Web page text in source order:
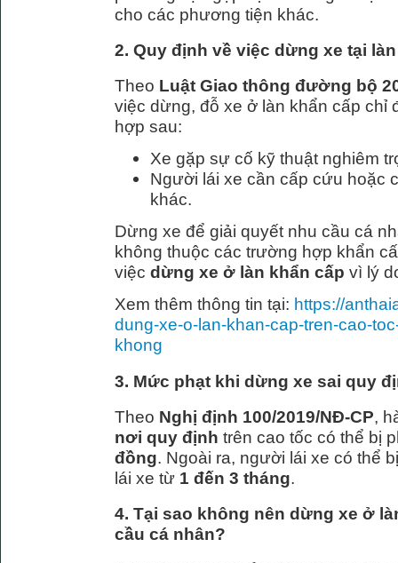
cho các phương tiện khác.
2. Quy định về việc dừng xe tại
Theo Luật Giao thông đường bộ
việc dừng, đỗ xe ở làn khẩn cấp
hợp sau:
Xe gặp sự cố kỹ thuật nghiêm
Người lái xe cần cấp cứu hoặc
khác.
Dừng xe để giải quyết nhu cầu cá
không thuộc các trường hợp khẩn
việc dừng xe ở làn khẩn cấp vì lý
Xem thêm thông tin tại: https://
dung-xe-o-lan-khan-cap-tren-cao-
khong
3. Mức phạt khi dừng xe sai quy
Theo Nghị định 100/2019/NĐ-CP,
nơi quy định trên cao tốc có thể bị
đồng. Ngoài ra, người lái xe có thể
lái xe từ 1 đến 3 tháng.
4. Tại sao không nên dừng xe ở
cầu cá nhân?